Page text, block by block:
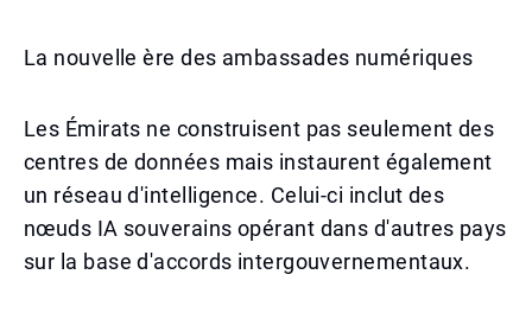
La nouvelle ère des ambassades numériques
Les Émirats ne construisent pas seulement des
centres de données mais instaurent également
un réseau d'intelligence. Celui-ci inclut des
nœuds IA souverains opérant dans d'autres pays
sur la base d'accords intergouvernementaux.